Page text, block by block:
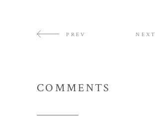
PREV NEXT
COMMENTS